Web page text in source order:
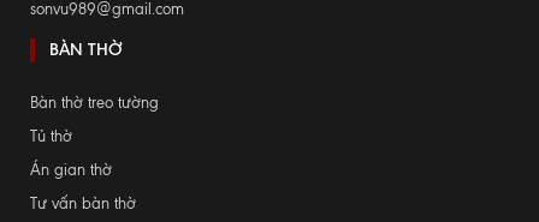
sonvu989@gmail.com
BÀN THỜ
Bàn thờ treo tường
Tủ thờ
Án gian thờ
Tư vấn bàn thờ